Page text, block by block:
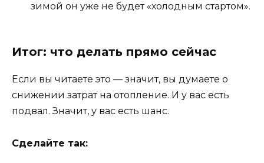
зимой он уже не будет «холодным стартом».
Итог: что делать прямо сейчас
Если вы читаете это — значит, вы думаете о
снижении затрат на отопление. И у вас есть
подвал. Значит, у вас есть шанс.
Сделайте так: